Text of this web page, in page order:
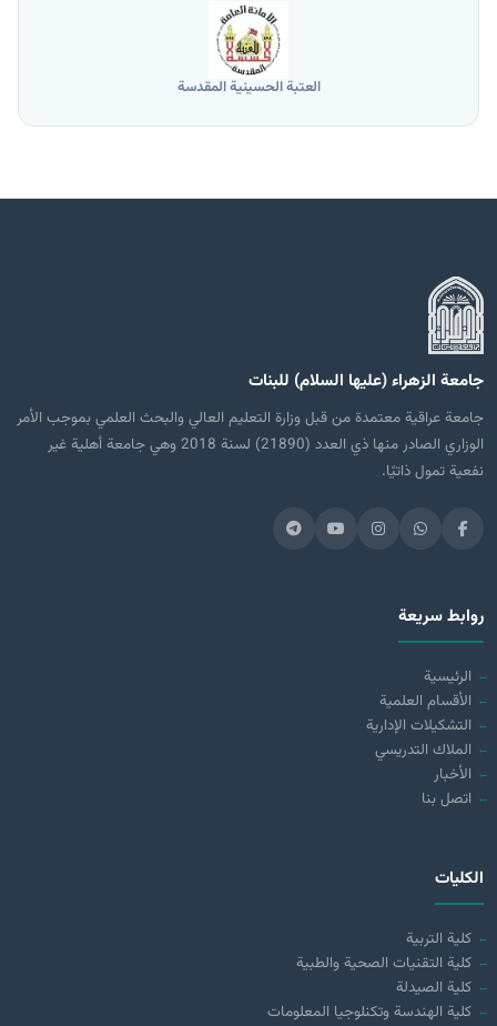
العتبة الحسينية المقدسة
جامعة الزهراء (عليها السلام) للبنات
جامعة عراقية معتمدة من قبل وزارة التعليم العالي والبحث العلمي بموجب الأمر
الوزاري الصادر منها ذي العدد (21890) لسنة 2018 وهي جامعة أهلية غير
نفعية تمول ذاتيًا.
روابط سريعة
الرئيسية
الأقسام العلمية
التشكيلات الإدارية
الملاك التدريسي
الأخبار
اتصل بنا
الكليات
كلية التربية
كلية التقنيات الصحية والطبية
كلية الصيدلة
كلية الهندسة وتكنلوجيا المعلومات